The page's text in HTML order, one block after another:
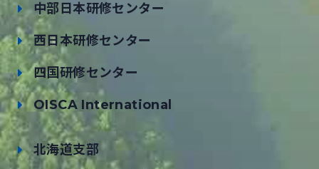
中部日本研修センター
西日本研修センター
四国研修センター
OISCA International
北海道支部